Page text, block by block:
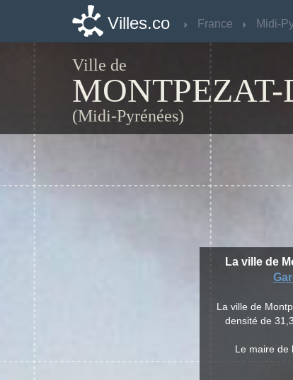
Villes.co France
Ville de
(Midi-Pyrénées)
La ville de
La ville de
densité de
Le maire de
Villes.co France